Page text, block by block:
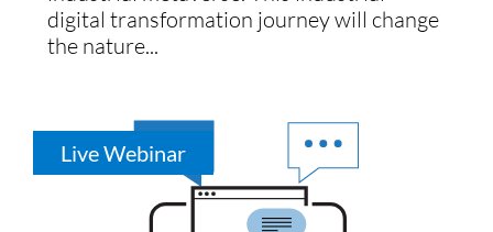
digital transformation journey will change
the nature...
Live Webinar